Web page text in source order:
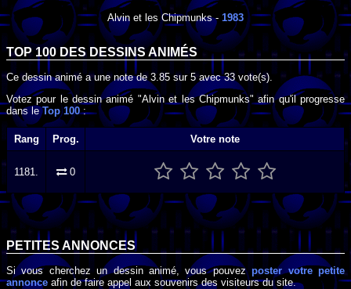
Alvin et les Chipmunks- 1983
TOP 100 DESDESSINS ANIMÉS
Ce dessin animé a une note de 3.85sur5avec33 vote(s).
Votez pour le dessin animé "Alvin et les Chipmunks" afin qu'il progresse
dans leTop 100:
Rang Prog. Votre note
1181. 0
PETITES ANNONCES
Si vous cherchez un dessin animé, vous pouvezposter votre petite
annonce afin de faire appel aux souvenirs des visiteurs du site.